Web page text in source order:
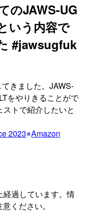
のJAWS-UG
いう内容で
#jawsugfuk
きました。JAWS-
をやりきることがで
トで紹介したいと
2023 Amazon
経過しています。情
ください。